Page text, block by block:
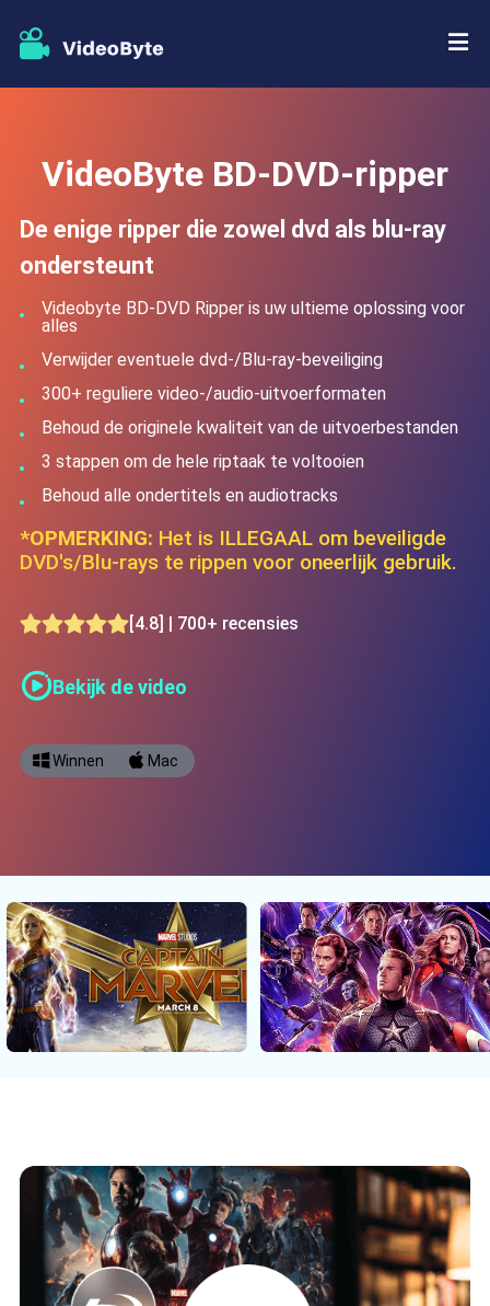
BD-DVD-ripper
DVD-ripper
DVD-maker
Blu-ray-kopie
VideoByte BD-DVD-ripper
De enige ripper die zowel dvd als blu-ray
ondersteunt
Videobyte BD-DVD Ripper is uw ultieme oplossing voor
alles
Verwijder eventuele dvd-/Blu-ray-beveiliging
300+ reguliere video-/audio-uitvoerformaten
Behoud de originele kwaliteit van de uitvoerbestanden
3 stappen om de hele riptaak te voltooien
Behoud alle ondertitels en audiotracks
*OPMERKING: Het is ILLEGAAL om beveiligde
DVD's/Blu-rays te rippen voor oneerlijk gebruik.
[4.8] | 700+ recensies
Bekijk de video
Winnen Mac